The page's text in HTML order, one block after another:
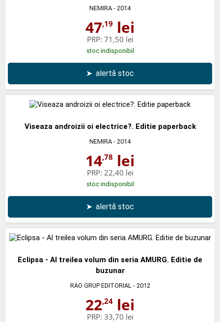
NEMIRA - 2014
47,19 lei
PRP: 71,50 lei
stoc indisponibil
➤ alertă stoc
Viseaza androizii oi electrice?. Editie paperback
NEMIRA - 2014
14,78 lei
PRP: 22,40 lei
stoc indisponibil
➤ alertă stoc
Eclipsa - Al treilea volum din seria AMURG. Editie de
buzunar
RAO GRUP EDITORIAL - 2012
22,24 lei
PRP: 33,70 lei